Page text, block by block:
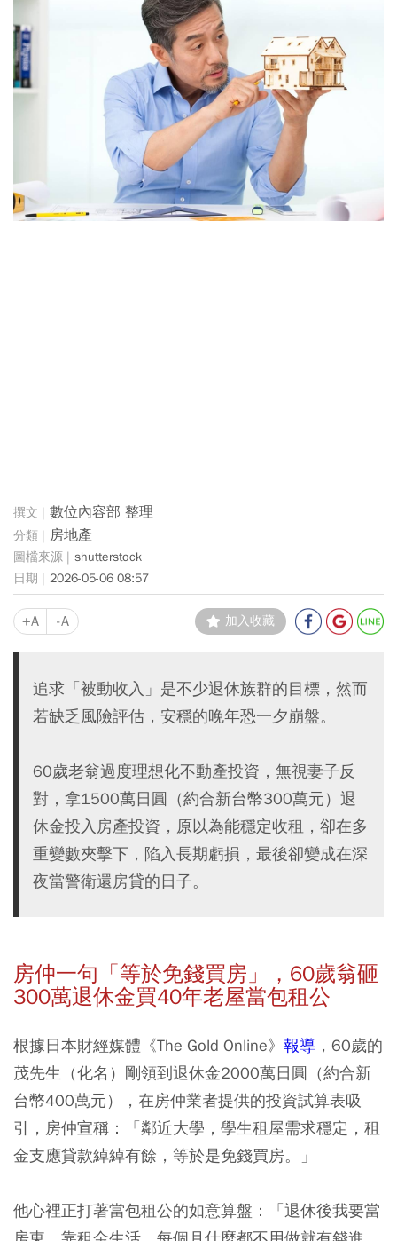
數位內容部 整理
房地產
shutterstock
2026-05-06 08:57
+A -A 加入收藏
追求「被動收入」是不少退休族群的目標，然而
若缺乏風險評估，安穩的晚年恐一夕崩盤。
60歲老翁過度理想化不動產投資，無視妻子反
對，拿1500萬日圓（約合新台幣300萬元）退
休金投入房產投資，原以為能穩定收租，卻在多
重變數夾擊下，陷入長期虧損，最後卻變成在深
夜當警衛還房貸的日子。
房仲一句「等於免錢買房」，60歲翁砸
300萬退休金買40年老屋當包租公
根據日本財經媒體《The Gold Online》 報導 ，60歲的
茂先生（化名）剛領到退休金2000萬日圓（約合新
台幣400萬元），在房仲業者提供的投資試算表吸
引， 房仲宣稱：「鄰近大學，學生租屋需求穩定，租
金支應貸款綽綽有餘，等於是免錢買房。」
他心裡正打著當包租公的如意算盤：「退休後我要當